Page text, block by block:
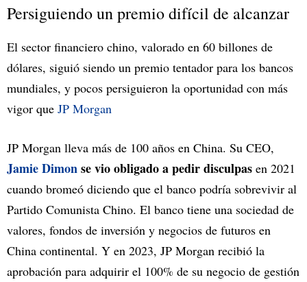
Persiguiendo un premio difícil de alcanzar
El sector financiero chino, valorado en 60 billones de
dólares, siguió siendo un premio tentador para los bancos
mundiales, y pocos persiguieron la oportunidad con más
vigor que JP Morgan
JP Morgan lleva más de 100 años en China. Su CEO,
Jamie Dimonse vio obligado a pedir disculpas en 2021
cuando bromeó diciendo que el banco podría sobrevivir al
Partido Comunista Chino. El banco tiene una sociedad de
valores, fondos de inversión y negocios de futuros en
China continental. Y en 2023, JP Morgan recibió la
aprobación para adquirir el 100% de su negocio de gestión